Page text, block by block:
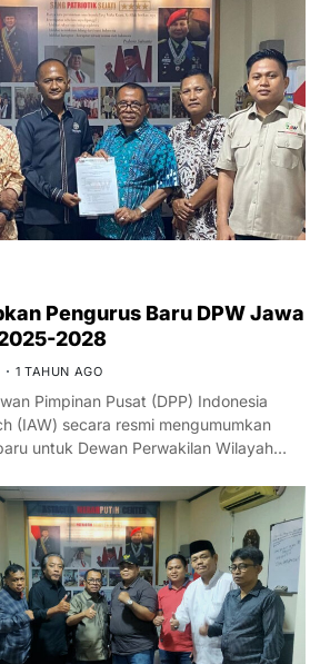
Pengurus Baru DPW Jawa
2028
1 TAHUN AGO
Pimpinan Pusat (DPP) Indonesia
(IAW) secara resmi mengumumkan
untuk Dewan Perwakilan Wilayah…